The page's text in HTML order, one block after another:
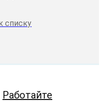
списку
Работайте